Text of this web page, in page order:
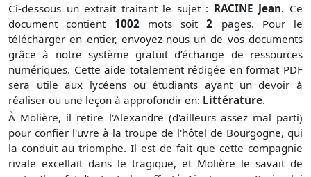
Ci-dessous un extrait traitant le sujet : RACINE Jean. Ce
document contient 1002mots soit2 pages. Pour le
télécharger en entier, envoyez-nous un de vos documents
grâce à notre système gratuitd’échange de ressources
numériques. Cette aide totalement rédigée en format PDF
sera utile aux lycéens ou étudiants ayant un devoir à
réaliser ou une leçon à approfondir en: Littérature.
À Molière, il retire l'Alexandre (d'ailleurs assez mal parti)
pour confier l'uvre à la troupe de l'hôtel de Bourgogne, qui
la conduit au triomphe. Il est de fait que cette compagnie
rivale excellait dans le tragique, et Molière le savait de